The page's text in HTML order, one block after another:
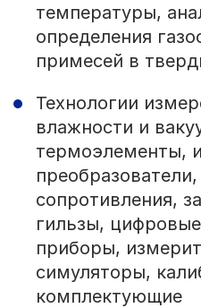
температуры,
определения
примесей в
Технологии
влажности и
термоэлементы,
сопротивления,
гильзы,
приборы,
симуляторы,
комплектующие